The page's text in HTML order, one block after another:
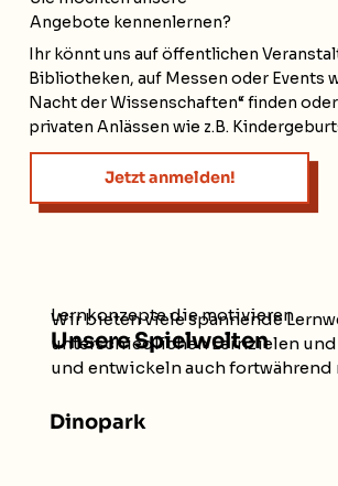
Angebote kennenlernen?
Ihr könnt uns auf öffentlichen
Bibliotheken, auf Messen oder Events
Nacht der Wissenschaften“ finden oder
privaten Anlässen wie z.B.
Jetzt anmelden!
Lernkonzepte die motivieren
Unsere Spielwelten
Wir bieten viele spannende
unterschiedlichen Lernzielen
und entwickeln auch fortwährend
Dinopark